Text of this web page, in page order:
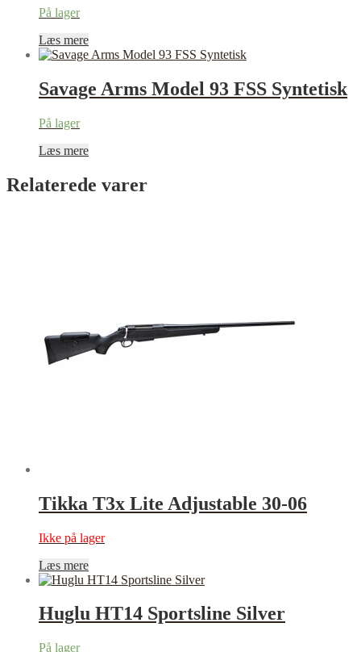
På lager
Læs mere
Savage Arms Model 93 FSS Syntetisk
På lager
Læs mere
Relaterede varer
Tikka T3x Lite Adjustable 30-06
Ikke på lager
Læs mere
Huglu HT14 Sportsline Silver
På lager